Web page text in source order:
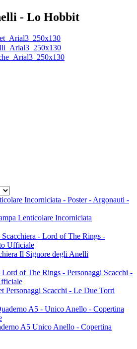
- Lo Hobbit
Lenticolare Incorniciata
Il Signore degli Anelli
Personaggi Scacchi - Le Due Torri
A5 Unico Anello - Copertina